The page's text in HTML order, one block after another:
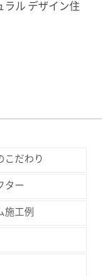
ラル デザイン住
こだわり
ター
施工例